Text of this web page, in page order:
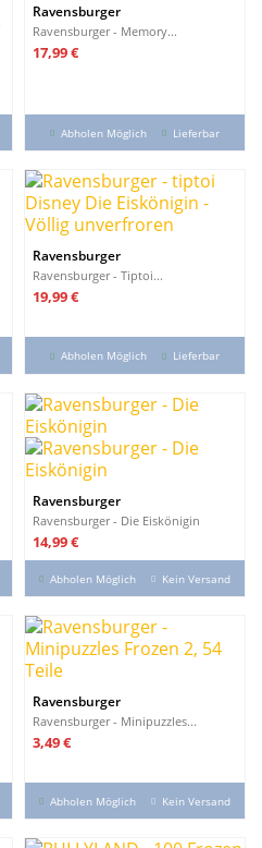
Ravensburger
Ravensburger - Memory...
Preis
17,99 €
Abholen Möglich Lieferbar
Ravensburger
Ravensburger - Tiptoi...
Preis
19,99 €
Abholen Möglich Lieferbar
Ravensburger
Ravensburger - Die Eiskönigin
Preis
14,99 €
Abholen Möglich Kein Versand
Ravensburger
Ravensburger - Minipuzzles...
Preis
3,49 €
Abholen Möglich Kein Versand